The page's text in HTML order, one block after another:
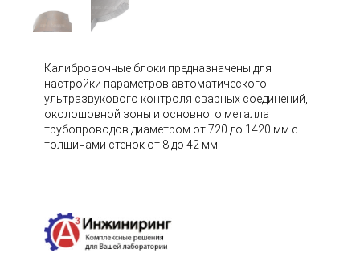
Калибровочные блоки предназначены для
настройки параметров автоматического
ультразвукового контроля сварных соединений,
околошовной зоны и основного металла
трубопроводов диаметром от 720 до 1420 мм с
толщинами стенок от 8 до 42 мм.